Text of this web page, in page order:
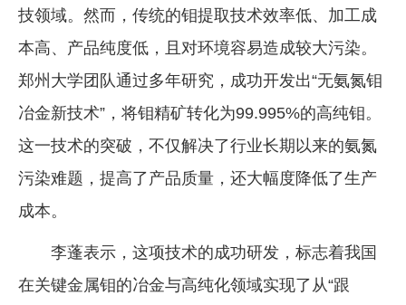
技领域。然而，传统的钼提取技术效率低、加工成
本高、产品纯度低，且对环境容易造成较大污染。
郑州大学团队通过多年研究，成功开发出“无氨氮钼
冶金新技术”，将钼精矿转化为99.995%的高纯钼。
这一技术的突破，不仅解决了行业长期以来的氨氮
污染难题，提高了产品质量，还大幅度降低了生产
成本。
李蓬表示，这项技术的成功研发，标志着我国
在关键金属钼的冶金与高纯化领域实现了从“跟